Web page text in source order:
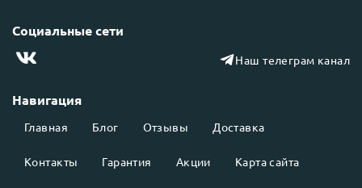
Навигация
Главная Блог Отзывы Доставка
Контакты Гарантия Акции Карта сайта
Социальные сети
Наш телеграм канал